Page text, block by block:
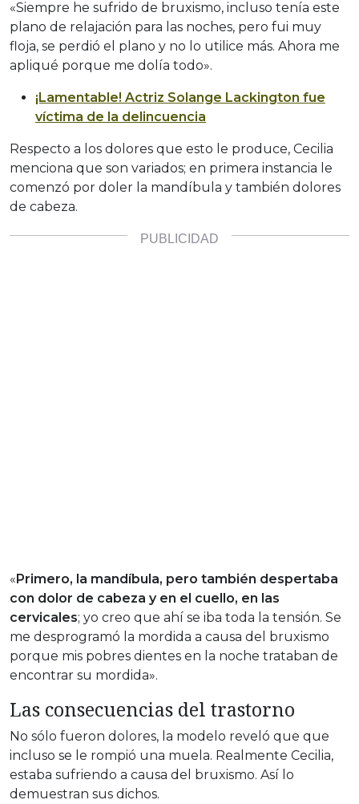
«Siempre he sufrido de bruxismo, incluso tenía este
plano de relajación para las noches, pero fui muy
floja, se perdió el plano y no lo utilice más. Ahora me
apliqué porque me dolía todo».
¡Lamentable! Actriz Solange Lackington fue
víctima de la delincuencia
Respecto a los dolores que esto le produce, Cecilia
menciona que son variados; en primera instancia le
comenzó por doler la mandíbula y también dolores
de cabeza.
« Primero, la mandíbula, pero también despertaba
con dolor de cabeza y en el cuello, en las
cervicales; yo creo que ahí se iba toda la tensión. Se
me desprogramó la mordida a causa del bruxismo
porque mis pobres dientes en la noche trataban de
encontrar su mordida».
Las consecuencias del trastorno
No sólo fueron dolores, la modelo reveló que que
incluso se le rompió una muela. Realmente Cecilia,
estaba sufriendo a causa del bruxismo. Así lo
demuestran sus dichos.